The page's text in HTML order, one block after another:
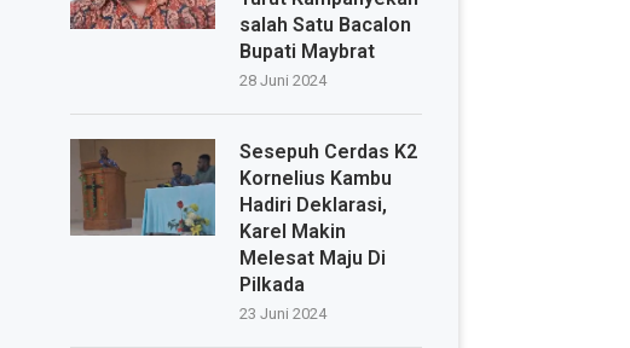
salah Satu Bacalon
Bupati Maybrat
28 Juni 2024
Sesepuh Cerdas K2
Kornelius Kambu
Hadiri Deklarasi,
Karel Makin
Melesat Maju Di
Pilkada
23 Juni 2024